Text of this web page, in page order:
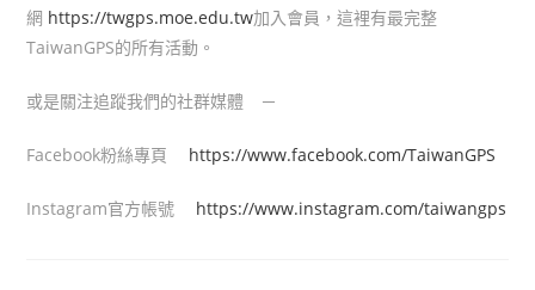
網 https://twgps.moe.edu.tw加入會員，這裡有最完整
TaiwanGPS的所有活動。
或是關注追蹤我們的社群媒體 －
Facebook粉絲專頁 https://www.facebook.com/TaiwanGPS
Instagram官方帳號 https://www.instagram.com/taiwangps